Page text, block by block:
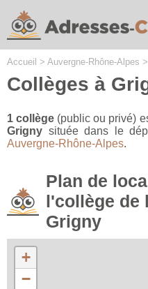
Accueil > Auvergne-Rhône-Alpes >
Collèges à
1 collège (public ou privé)
Grigny située dans le
Auvergne-Rhône-Alpes.
Plan de
l'collège de
Grigny
+
−